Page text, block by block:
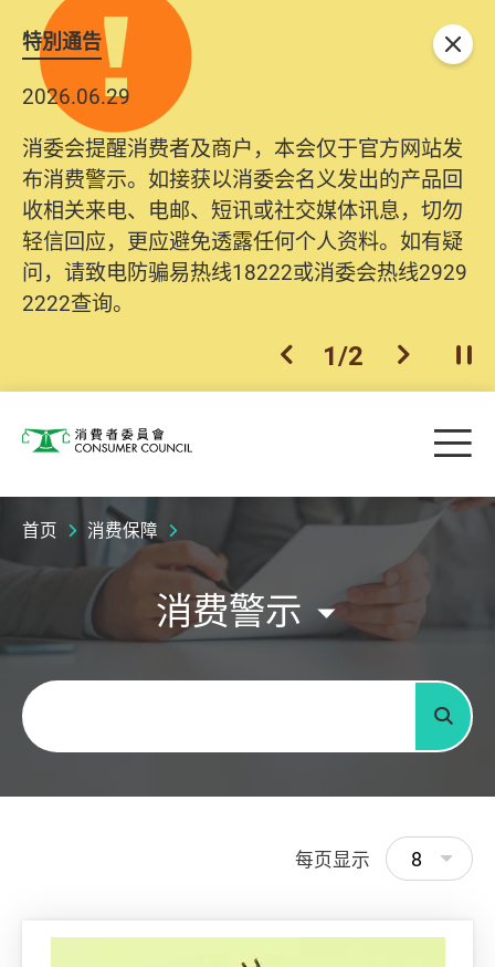
特別通告
2026.06.29
消委会提醒消费者及商户，本会仅于官方网站发
布消费警示。如接获以消委会名义发出的产品回
收相关来电、电邮、短讯或社交媒体讯息，切勿
轻信回应，更应避免透露任何个人资料。如有疑
问，请致电防骗易热线18222或消委会热线2929
2222查询。
上一个
1/2 下一个开
关闭
消费者委员会 目
首页 消费保障
消费警示
关键字
搜寻
每页显示 8